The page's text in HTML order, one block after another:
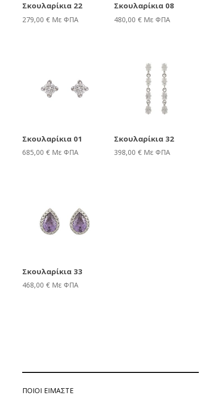
Σκουλαρίκια 22
279,00 € Με ΦΠΑ
Σκουλαρίκια 08
480,00€ Με ΦΠΑ
Σκουλαρίκια 01
685,00 € Με ΦΠΑ
Σκουλαρίκια 32
398,00€ Με ΦΠΑ
Σκουλαρίκια 33
468,00 € Με ΦΠΑ
ΠΟΙΟΊ ΕΊΜΑΣΤΕ